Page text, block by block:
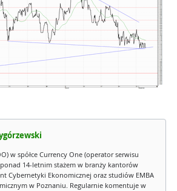
w spółce Currency One (operator serwisu
14-letnim stażem w branży kantorów
Cybernetyki Ekonomicznej oraz studiów EMBA
w Poznaniu. Regularnie komentuje w